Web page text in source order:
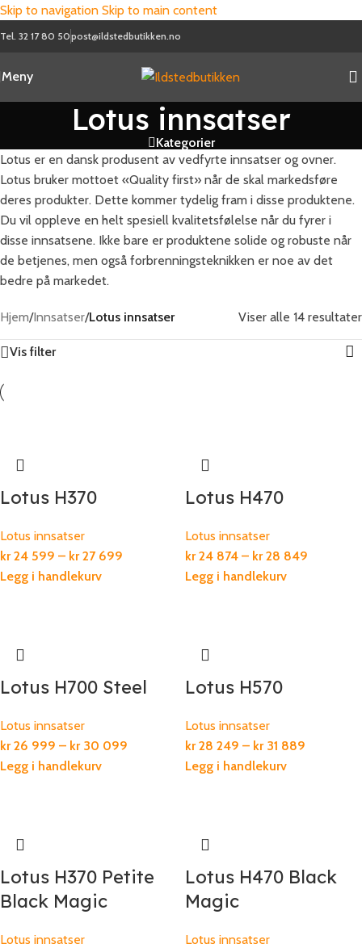
Skip to navigation Skip to main content
Tel. 32 17 80 50post@ildstedbutikken.no
Meny
Lotus innsatser
Kategorier
Lotus er en dansk produsent av vedfyrte innsatser og ovner.
Lotus bruker mottoet «Quality first» når de skal markedsføre
deres produkter. Dette kommer tydelig fram i disse produktene.
Du vil oppleve en helt spesiell kvalitetsfølelse når du fyrer i
disse innsatsene. Ikke bare er produktene solide og robuste når
de betjenes, men også forbrenningsteknikken er noe av det
bedre på markedet.
Hjem/Innsatser/Lotus innsatser Viser alle 14 resultater
Vis filter
Lotus H370
Lotus innsatser
kr24 599 – kr27 699
Legg i handlekurv
Lotus H470
Lotus innsatser
kr24 874 – kr28 849
Legg i handlekurv
Lotus H700 Steel
Lotus innsatser
kr26 999 – kr30 099
Legg i handlekurv
Lotus H570
Lotus innsatser
kr28 249 – kr31 889
Legg i handlekurv
Lotus H370 Petite
Black Magic
Lotus innsatser
Lotus H470 Black
Magic
Lotus innsatser